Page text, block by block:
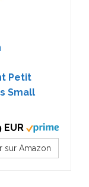
Petit
Small
EUR
sur Amazon